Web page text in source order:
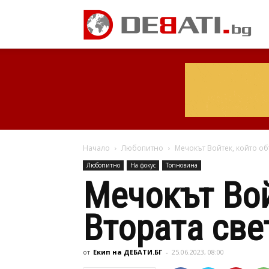
Начало Любопитно Мечокът Войтек, който
Любопитно На фокус Топновина
Мечокът
Втората
от Екип на ДЕБАТИ.БГ - 25.06.2023, 08:00